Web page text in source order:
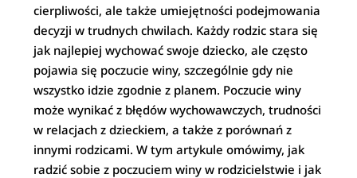
cierpliwości, ale także umiejętności podejmowania
decyzji w trudnych chwilach. Każdy rodzic stara się
jak najlepiej wychować swoje dziecko, ale często
pojawia się poczucie winy, szczególnie gdy nie
wszystko idzie zgodnie z planem. Poczucie winy
może wynikać z błędów wychowawczych, trudności
w relacjach z dzieckiem, a także z porównań z
innymi rodzicami. W tym artykule omówimy, jak
radzić sobie z poczuciem winy w rodzicielstwie i jak